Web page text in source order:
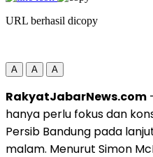
URL berhasil dicopy
A A A
RakyatJabarNews.com
hanya perlu fokus dan
Persib Bandung pada
malam. Menurut Simon